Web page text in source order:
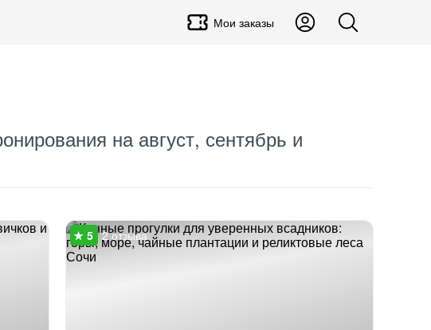
Мои заказы
на август, сентябрь и
2 отзыва